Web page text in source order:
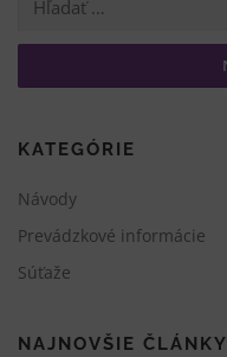
KATEGÓRIE
Návody
Prevádzkové informácie
Súťaže
NAJNOVŠIE ČLÁNKY